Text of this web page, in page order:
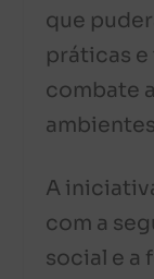
que
práticas
combate
A
com a
social e a